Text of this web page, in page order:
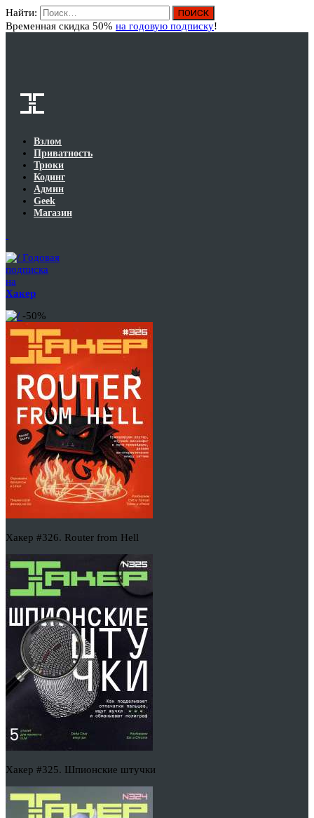
Найти:
Временная скидка 50% на годовую подписку!
Взлом
Приватность
Трюки
Кодинг
Админ
Geek
Магазин
Годовая
подписка
на
Хакер
-50%
Хакер #326. Router from Hell
Хакер #325. Шпионские штучки